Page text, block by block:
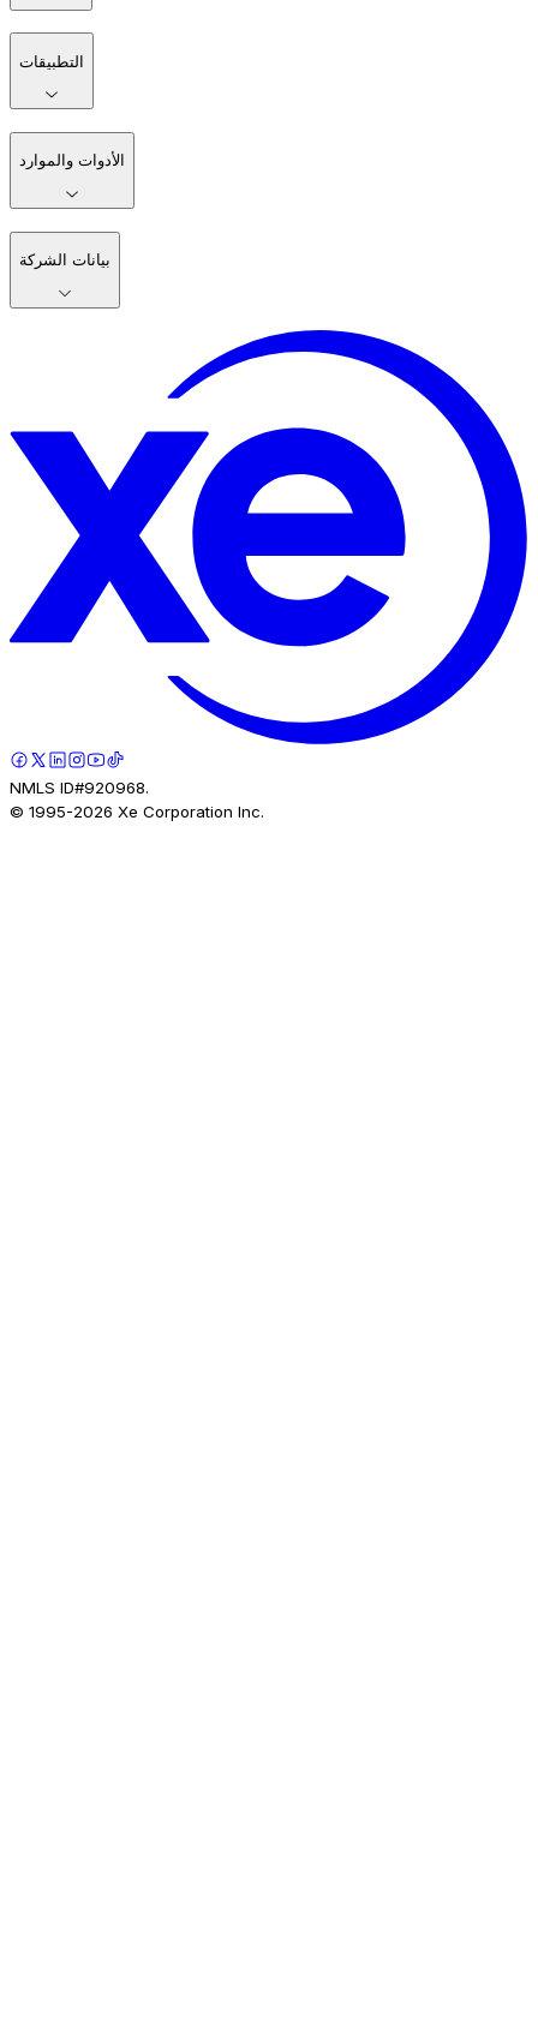
التطبيقات
الأدوات والموارد
بيانات الشركة
NMLS ID#920968.
© 1995-2026 Xe Corporation Inc.